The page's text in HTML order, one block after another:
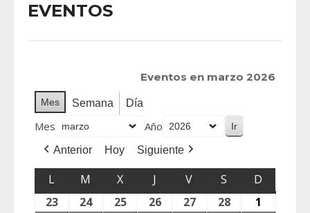
EVENTOS
Eventos en marzo 2026
Mes Semana Día
Mes Año
Anterior Hoy Siguiente
L M X J V S
D
23
24 25 26 27 28 1